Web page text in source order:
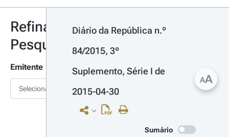
Refinar
Pesquisa
Emitente
Selecionar
Diário da República n.º
84/2015, 3º
Suplemento, Série I de
2015-04-30
Sumário
AA